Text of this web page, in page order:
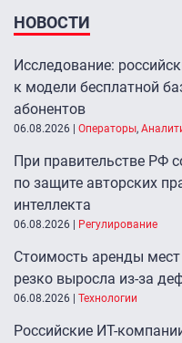
НОВОСТИ
Исследование:
к модели бесплатной
абонентов
06.08.2026 Операторы,
При правительстве РФ
по защите авторских
интеллекта
06.08.2026 Регулирование
Стоимость аренды мест
резко выросла из-за
06.08.2026 Технологии
Российские ИТ-